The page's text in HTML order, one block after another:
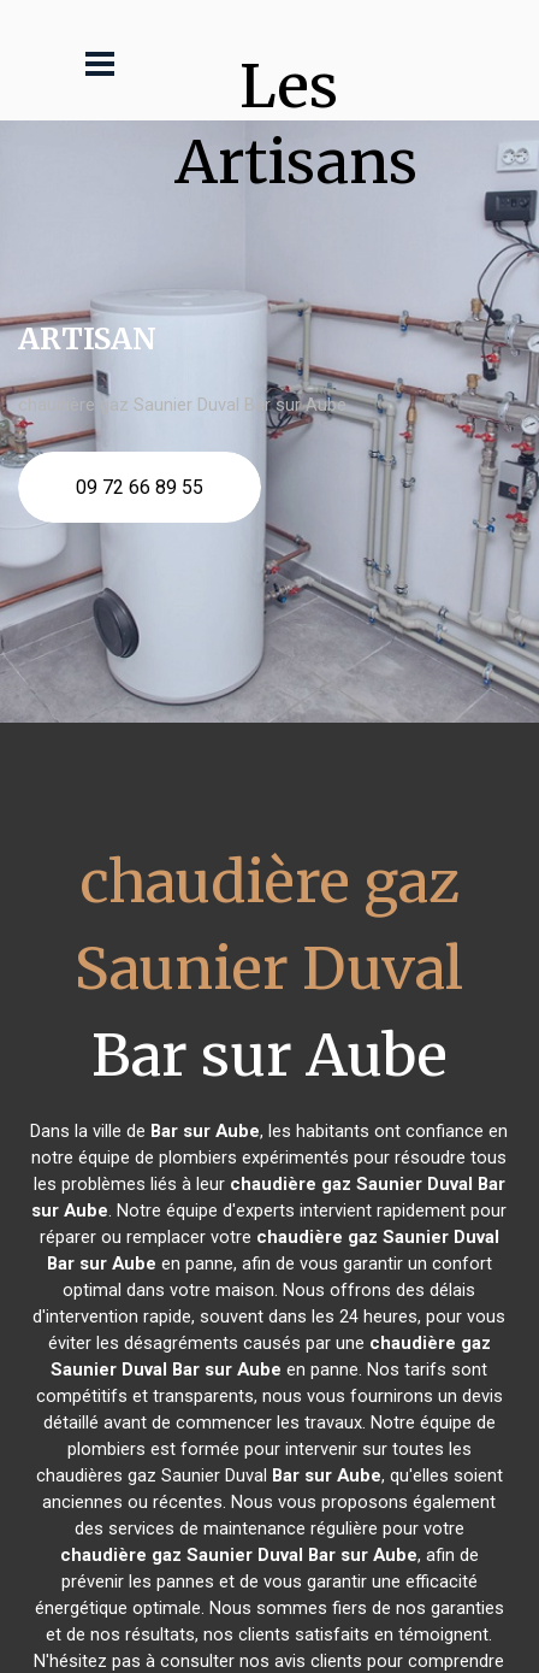
Les
Artisans
ARTISAN
chaudière gaz Saunier Duval Bar sur Aube
09 72 66 89 55
chaudière gaz
Saunier Duval
Bar sur Aube
Dans la ville de Bar sur Aube, les habitants ont confiance en
notre équipe de plombiers expérimentés pour résoudre tous
les problèmes liés à leur chaudière gaz Saunier Duval Bar
sur Aube. Notre équipe d'experts intervient rapidement pour
réparer ou remplacer votre chaudière gaz Saunier Duval
Bar sur Aube en panne, afin de vous garantir un confort
optimal dans votre maison. Nous offrons des délais
d'intervention rapide, souvent dans les 24 heures, pour vous
éviter les désagréments causés par une chaudière gaz
Saunier Duval Bar sur Aube en panne. Nos tarifs sont
compétitifs et transparents, nous vous fournirons un devis
détaillé avant de commencer les travaux. Notre équipe de
plombiers est formée pour intervenir sur toutes les
chaudières gaz Saunier Duval Bar sur Aube, qu'elles soient
anciennes ou récentes. Nous vous proposons également
des services de maintenance régulière pour votre
chaudière gaz Saunier Duval Bar sur Aube, afin de
prévenir les pannes et de vous garantir une efficacité
énergétique optimale. Nous sommes fiers de nos garanties
et de nos résultats, nos clients satisfaits en témoignent.
N'hésitez pas à consulter nos avis clients pour comprendre